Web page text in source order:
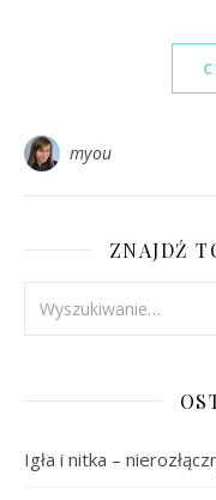
myou
ZNAJDŹ
Igła i nitka –